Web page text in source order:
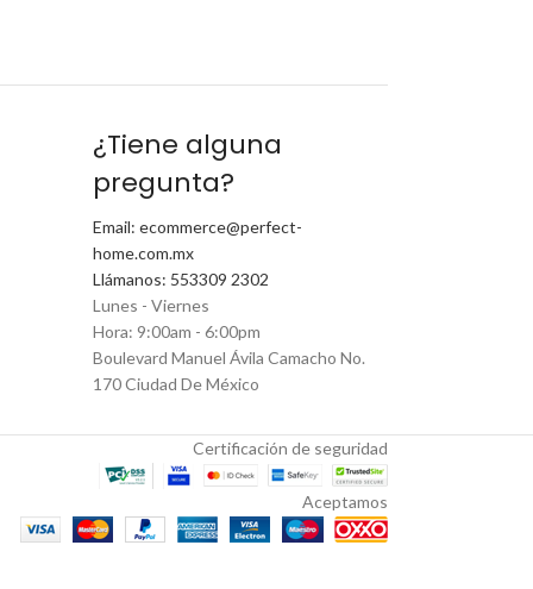
¿Tiene alguna
pregunta?
Email: ecommerce@perfect-
home.com.mx
Llámanos: 553309 2302
Lunes - Viernes
Hora: 9:00am - 6:00pm
Boulevard Manuel Ávila Camacho No.
170 Ciudad De México
Certificación de seguridad
Aceptamos